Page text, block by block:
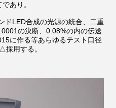
あり。
ドLED合成の光源の統合、二重
の決断、0.08%の内の伝送
に作る等あらゆるテスト口径
採用する。